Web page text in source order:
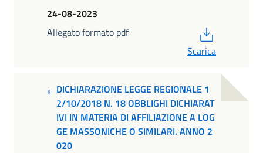
24-08-2023
Allegato formato pdf
Scarica
DICHIARAZIONE LEGGE REGIONALE 1
2/10/2018 N. 18 OBBLIGHI DICHIARAT
IVI IN MATERIA DI AFFILIAZIONE A LOG
GE MASSONICHE O SIMILARI. ANNO 2
020